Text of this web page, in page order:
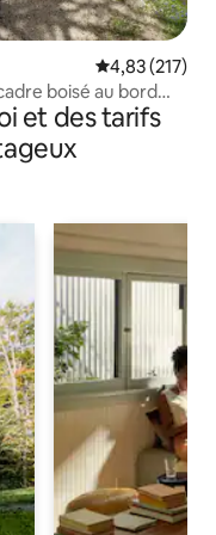
Évaluation
4,83 (217)
boisé au bord
et des tarifs